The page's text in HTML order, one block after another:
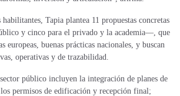
habilitantes , Tapia plantea 1 1 propuestas concretas
y cinco para el privado y la academia—, que
europeas, buenas prácticas nacionales, y buscan
operativas y de trazabilidad.
público incluyen la integración de planes de
permisos de edificación y recepción final;